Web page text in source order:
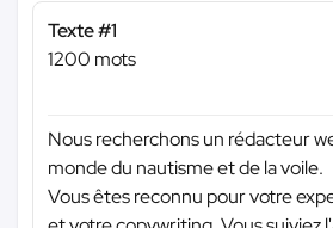
Texte #1
1200 mots
Nous recherchons un rédacteur
monde du nautisme et de la voile.
Vous êtes reconnu pour votre